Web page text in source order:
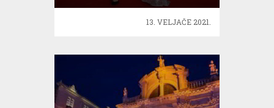
13. VELJAČE 2021.